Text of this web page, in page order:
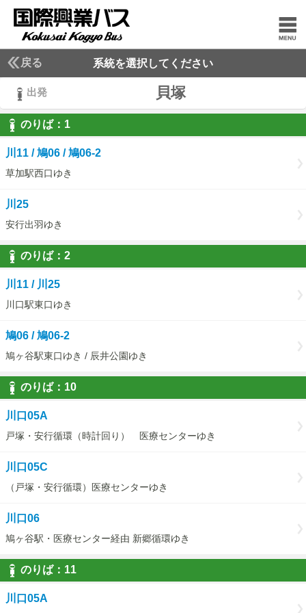
戻る 系統を選択してください
出発 貝塚
のりば： 1
1
川11 / 鳩06 / 鳩06-2
草加駅西口ゆき
川25
安行出羽ゆき
のりば： 2
2
川11 / 川25
川口駅東口ゆき
鳩06 / 鳩06-2
鳩ヶ谷駅東口ゆき / 辰井公園ゆき
のりば： 10
10
川口05A
戸塚・安行循環（時計回り） 医療センターゆき
川口05C
（戸塚・安行循環）医療センターゆき
川口06
鳩ヶ谷駅・医療センター経由 新郷循環ゆき
のりば： 11
11
川口05A